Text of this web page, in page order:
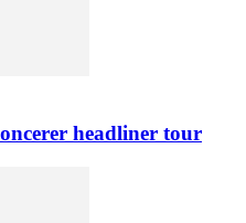
headliner tour